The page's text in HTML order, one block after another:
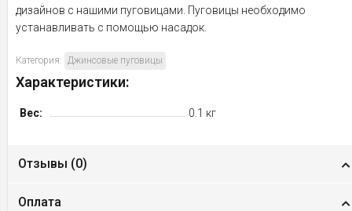
дизайнов с нашими пуговицами. Пуговицы необходимо
устанавливать с помощью насадок.
Категория: Джинсовые пуговицы
Характеристики:
Вес: 0.1 кг
Отзывы (0)
Оплата